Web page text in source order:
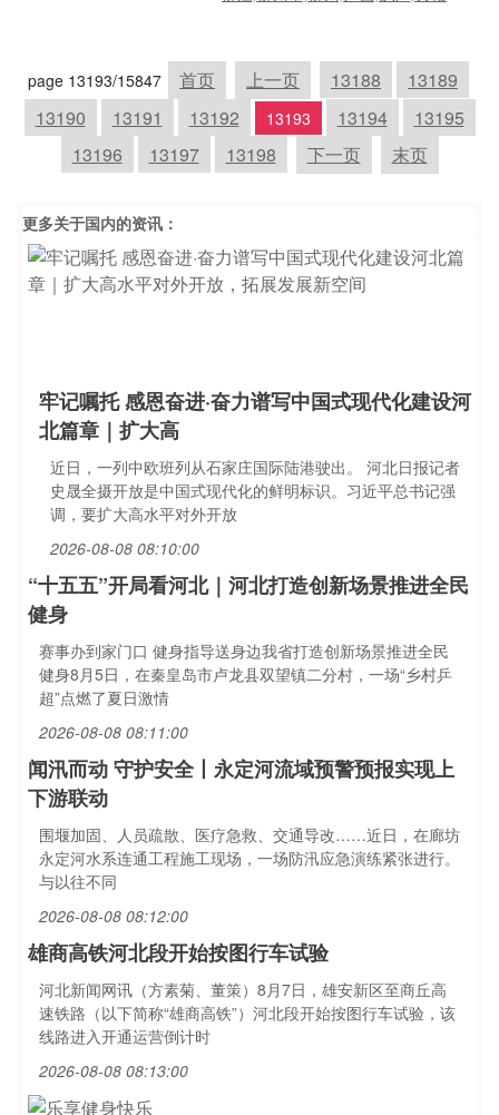
page 13193/15847 首页 上一页 13188
13189
13190
13191 13192 13193 13194
13195
13196
13197 13198 下一页 末页
更多关于国内的资讯：
牢记嘱托 感恩奋进·奋力谱写中国式现代化建设河
北篇章｜扩大高
近日，一列中欧班列从石家庄国际陆港驶出。 河北日报记者
史晟全摄开放是中国式现代化的鲜明标识。习近平总书记强
调，要扩大高水平对外开放
2026-08-08 08:10:00
“十五五”开局看河北｜河北打造创新场景推进全民
健身
赛事办到家门口 健身指导送身边我省打造创新场景推进全民
健身8月5日，在秦皇岛市卢龙县双望镇二分村，一场“乡村乒
超”点燃了夏日激情
2026-08-08 08:11:00
闻汛而动 守护安全丨永定河流域预警预报实现上
下游联动
围堰加固、人员疏散、医疗急救、交通导改……近日，在廊坊
永定河水系连通工程施工现场，一场防汛应急演练紧张进行。
与以往不同
2026-08-08 08:12:00
雄商高铁河北段开始按图行车试验
河北新闻网讯（方素菊、董策）8月7日，雄安新区至商丘高
速铁路（以下简称“雄商高铁”）河北段开始按图行车试验，该
线路进入开通运营倒计时
2026-08-08 08:13:00